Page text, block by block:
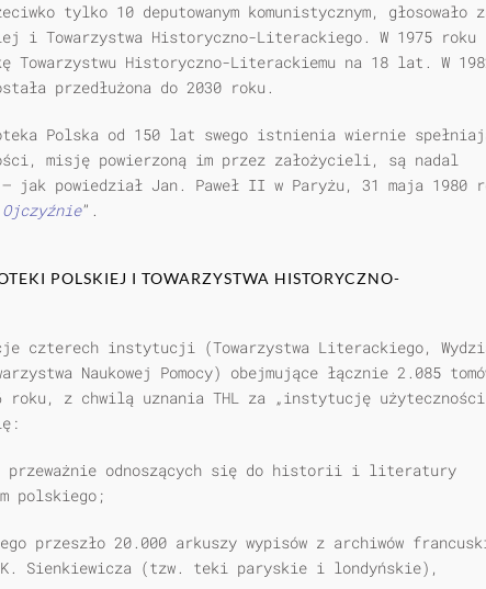
tylko 10 deputowanym komunistycznym, głosowało
i Towarzystwa Historyczno-Literackiego. W 1975 roku
Towarzystwu Historyczno-Literackiemu na 18 lat. W
przedłużona do 2030 roku.
Polska od 150 lat swego istnienia wiernie
misję powierzoną im przez założycieli, są nadal
jak powiedział Jan. Paweł II w Paryżu, 31 maja 1980
”.
POLSKIEJ I TOWARZYSTWA HISTORYCZNO-
czterech instytu­cji (Towarzystwa Literackiego,
Naukowej Pomocy) obejmujące łącznie 2.085
roku, z chwilą uznania THL za „instytucję użyteczności
odnoszących się do historii i literatury
polskiego;
przeszło 20.000 arkuszy wypisów z archiwów
Sienkiewicza (tzw. teki paryskie i londyń­skie),